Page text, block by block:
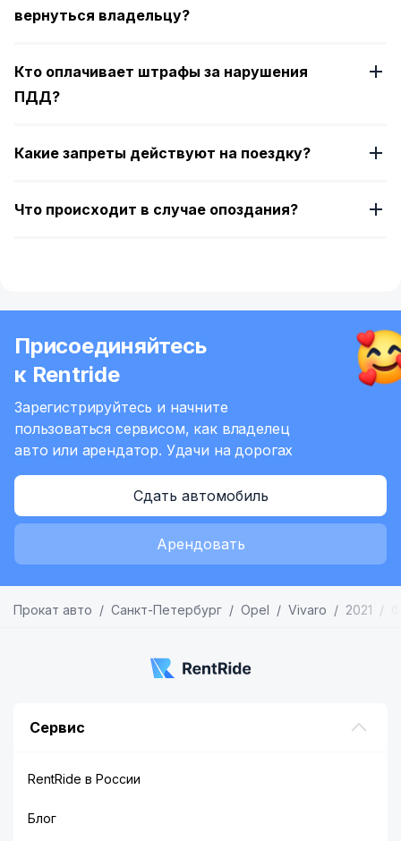
вернуться владельцу?
Кто оплачивает штрафы за нарушения
ПДД?
Какие запреты действуют на поездку?
Что происходит в случае опоздания?
Присоединяйтесь
к Rentride
Зарегистрируйтесь и начните
пользоваться сервисом, как владелец
авто или арендатор. Удачи на дорогах
Сдать автомобиль
Арендовать
Прокат авто Санкт-Петербург Opel Vivaro 2021
Сервис
RentRide в России
Блог